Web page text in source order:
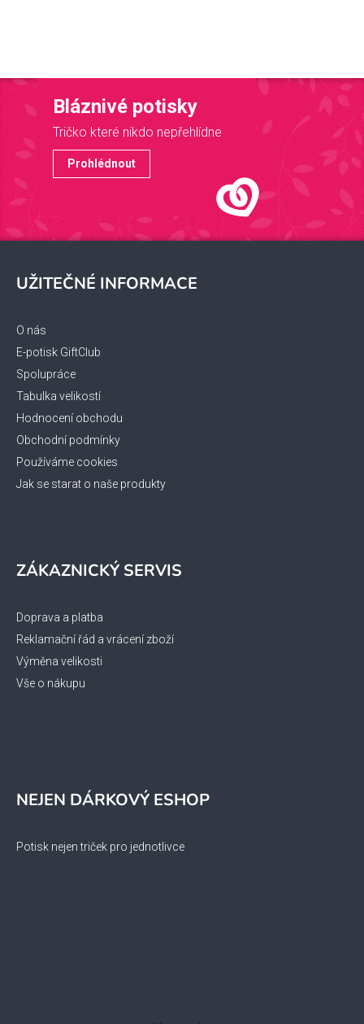
Bláznivé potisky
Tričko které nikdo nepřehlídne
Prohlédnout
UŽITEČNÉ INFORMACE
O nás
E-potisk GiftClub
Spolupráce
Tabulka velikostí
Hodnocení obchodu
Obchodní podmínky
Používáme cookies
Jak se starat o naše produkty
ZÁKAZNICKÝ SERVIS
Doprava a platba
Reklamační řád a vrácení zboží
Výměna velikosti
Vše o nákupu
NEJEN DÁRKOVÝ ESHOP
Potisk nejen triček pro jednotlivce